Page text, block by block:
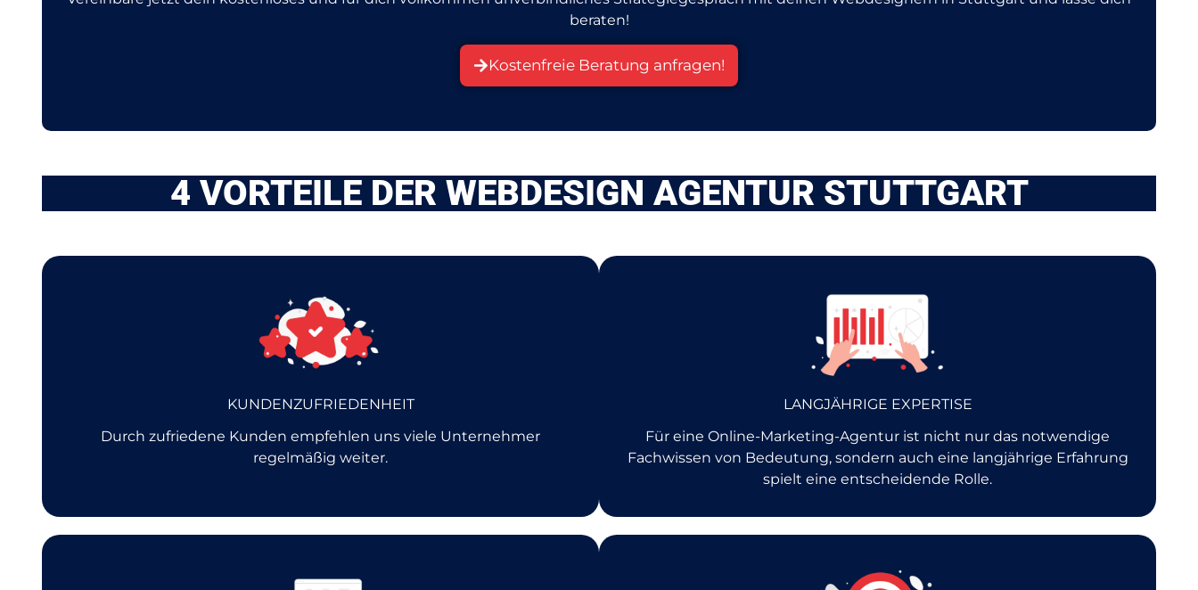
beraten!
Kostenfreie Beratung anfragen!
4 VORTEILE DER WEBDESIGN AGENTUR STUTTGART
KUNDENZUFRIEDENHEIT
Durch zufriedene Kunden empfehlen uns viele Unternehmer
regelmäßig weiter.
LANGJÄHRIGE EXPERTISE
Für eine Online-Marketing-Agentur ist nicht nur das notwendige
Fachwissen von Bedeutung, sondern auch eine langjährige Erfahrung
spielt eine entscheidende Rolle.